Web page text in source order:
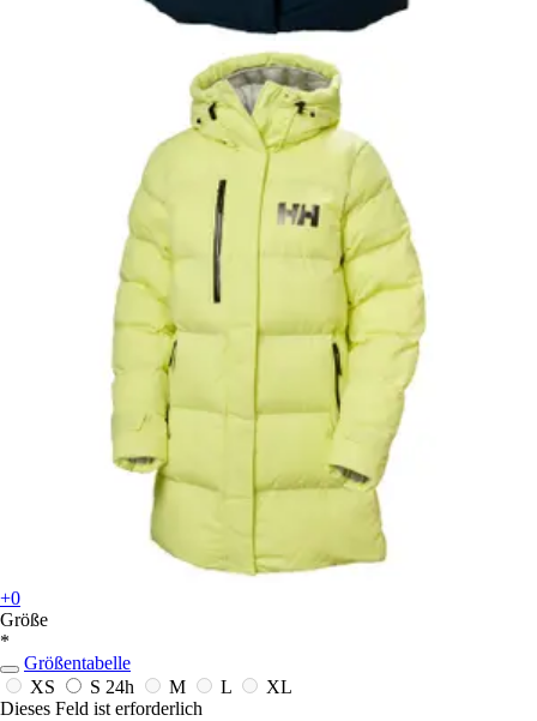
+0
Größe
*
Größentabelle
XS
S 24h M L
XL
Dieses Feld ist erforderlich